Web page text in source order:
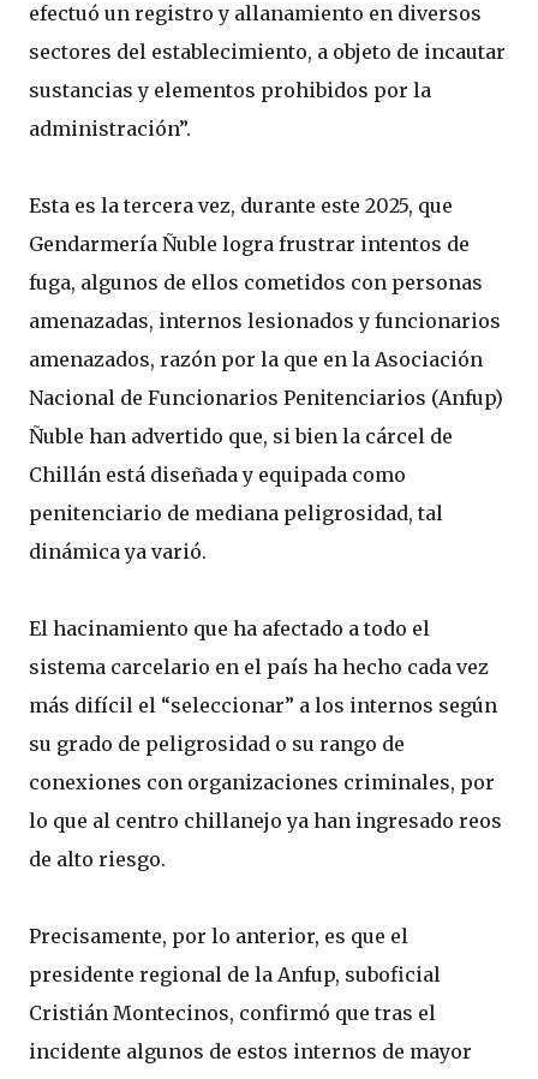
efectuó un registro y allanamiento en diversos
sectores del establecimiento, a objeto de incautar
sustancias y elementos prohibidos por la
administración”.
Esta es la tercera vez, durante este 2025, que
Gendarmería Ñuble logra frustrar intentos de
fuga, algunos de ellos cometidos con personas
amenazadas, internos lesionados y funcionarios
amenazados, razón por la que en la Asociación
Nacional de Funcionarios Penitenciarios (Anfup)
Ñuble han advertido que, si bien la cárcel de
Chillán está diseñada y equipada como
penitenciario de mediana peligrosidad, tal
dinámica ya varió.
El hacinamiento que ha afectado a todo el
sistema carcelario en el país ha hecho cada vez
más difícil el “seleccionar” a los internos según
su grado de peligrosidad o su rango de
conexiones con organizaciones criminales, por
lo que al centro chillanejo ya han ingresado reos
de alto riesgo.
Precisamente, por lo anterior, es que el
presidente regional de la Anfup, suboficial
Cristián Montecinos, confirmó que tras el
incidente algunos de estos internos de mayor